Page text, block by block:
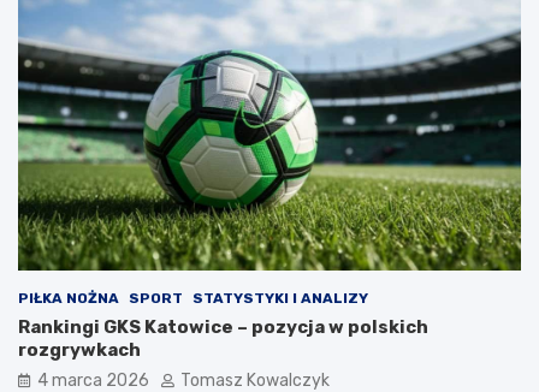
PIŁKA NOŻNA SPORT STATYSTYKI I ANALIZY
Rankingi GKS Katowice – pozycja w polskich
rozgrywkach
4 marca 2026 Tomasz Kowalczyk